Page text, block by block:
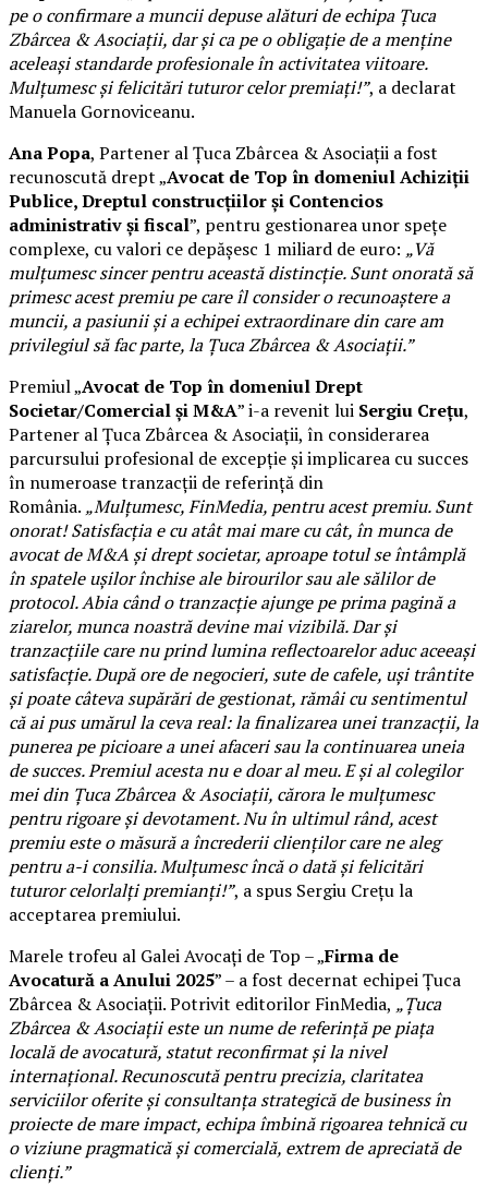
pe o confirmare a muncii depuse alături de echipa Țuca
Zbârcea & Asociații, dar și ca pe o obligație de a menține
aceleași standarde profesionale în activitatea viitoare.
Mulțumesc și felicitări tuturor celor premiați!”, a declarat
Manuela Gornoviceanu.
Ana Popa, Partener al Țuca Zbârcea & Asociații a fost
recunoscută drept „Avocat de Top în domeniul Achiziții
Publice, Dreptul construcțiilor și Contencios
administrativ și fiscal”, pentru gestionarea unor spețe
complexe, cu valori ce depășesc 1 miliard de euro: „Vă
mulțumesc sincer pentru această distincție. Sunt onorată să
primesc acest premiu pe care îl consider o recunoaștere a
muncii, a pasiunii și a echipei extraordinare din care am
privilegiul să fac parte, la Țuca Zbârcea & Asociații.”
Premiul „Avocat de Top în domeniul Drept
Societar/Comercial și M&A” i-a revenit lui Sergiu Crețu,
Partener al Țuca Zbârcea & Asociații, în considerarea
parcursului profesional de excepție și implicarea cu succes
în numeroase tranzacții de referință din
România. „Mulțumesc, FinMedia, pentru acest premiu. Sunt
onorat! Satisfacția e cu atât mai mare cu cât, în munca de
avocat de M&A și drept societar, aproape totul se întâmplă
în spatele ușilor închise ale birourilor sau ale sălilor de
protocol. Abia când o tranzacție ajunge pe prima pagină a
ziarelor, munca noastră devine mai vizibilă. Dar și
tranzacțiile care nu prind lumina reflectoarelor aduc aceeași
satisfacție. După ore de negocieri, sute de cafele, uși trântite
și poate câteva supărări de gestionat, rămâi cu sentimentul
că ai pus umărul la ceva real: la finalizarea unei tranzacții, la
punerea pe picioare a unei afaceri sau la continuarea uneia
de succes. Premiul acesta nu e doar al meu. E și al colegilor
mei din Țuca Zbârcea & Asociații, cărora le mulțumesc
pentru rigoare și devotament. Nu în ultimul rând, acest
premiu este o măsură a încrederii clienților care ne aleg
pentru a-i consilia. Mulțumesc încă o dată și felicitări
tuturor celorlalți premianți!”, a spus Sergiu Crețu la
acceptarea premiului.
Marele trofeu al Galei Avocați de Top – „Firma de
Avocatură a Anului 2025” – a fost decernat echipei Țuca
Zbârcea & Asociații. Potrivit editorilor FinMedia, „Țuca
Zbârcea & Asociații este un nume de referință pe piața
locală de avocatură, statut reconfirmat și la nivel
internațional. Recunoscută pentru precizia, claritatea
serviciilor oferite și consultanța strategică de business în
proiecte de mare impact, echipa îmbină rigoarea tehnică cu
o viziune pragmatică și comercială, extrem de apreciată de
clienți.”